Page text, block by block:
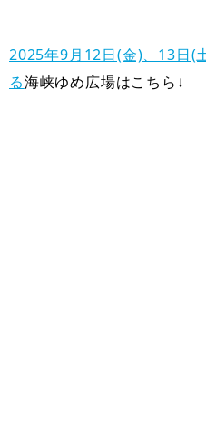
2025年9月12日(金)、13日(
る海峡ゆめ広場はこちら↓